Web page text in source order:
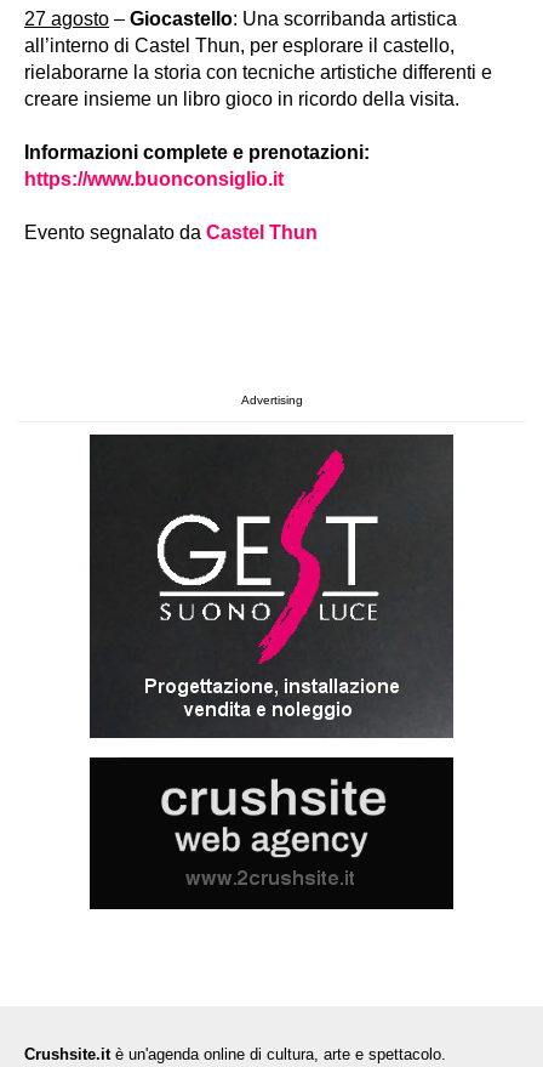
27 agosto – Giocastello: Una scorribanda artistica
all’interno di Castel Thun, per esplorare il castello,
rielaborarne la storia con tecniche artistiche differenti e
creare insieme un libro gioco in ricordo della visita.
Informazioni complete e prenotazioni:
https://www.buonconsiglio.it
Evento segnalato da Castel Thun
Advertising
Crushsite.it è un'agenda online di cultura, arte e spettacolo.